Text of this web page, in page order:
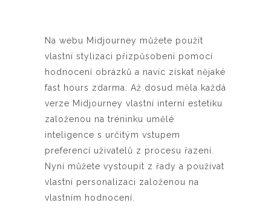
Na webu Midjourney můžete použít
vlastní stylizaci přizpůsobení pomocí
hodnocení obrázků a navíc získat nějaké
fast hours zdarma. Až dosud měla každá
verze Midjourney vlastní interní estetiku
založenou na tréninku umělé
inteligence s určitým vstupem
preferencí uživatelů z procesu řazení.
Nyní můžete vystoupit z řady a používat
vlastní personalizaci založenou na
vlastním hodnocení.